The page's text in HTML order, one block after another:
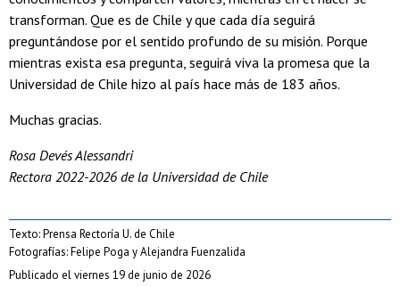
transforman. Que es de Chile y que cada día seguirá
preguntándose por el sentido profundo de su misión. Porque
mientras exista esa pregunta, seguirá viva la promesa que la
Universidad de Chile hizo al país hace más de 183 años.
Muchas gracias.
Rosa Devés Alessandri
Rectora 2022-2026 de la Universidad de Chile
Texto: Prensa Rectoría U. de Chile
Fotografías: Felipe Poga y Alejandra Fuenzalida
Publicado el viernes 19 de junio de 2026